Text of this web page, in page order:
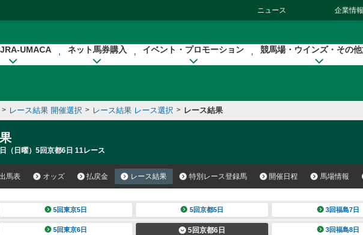
ニュース 企業情報
UMACA ネット馬券購入 イベント・プロモーション 競馬場・ウインズ・その
> レース結果 開催選択 > レース結果 レース選択 > レース結果
（日曜）5回京都6日 11レース
馬表 オッズ 払戻金 レース結果 特別レース登録馬 開催日程 馬場情報
5回東京5日 5回京都5日 3回福島7日
5回東京6日 5回京都6日 3回福島8日